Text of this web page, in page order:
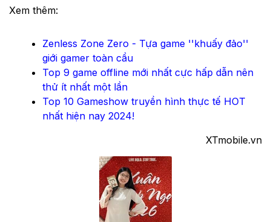
Xem thêm:
Zenless Zone Zero - Tựa game ''khuấy đảo''
giới gamer toàn cầu
Top 9 game offline mới nhất cực hấp dẫn nên
thử ít nhất một lần
Top 10 Gameshow truyền hình thực tế HOT
nhất hiện nay 2024!
XTmobile.vn